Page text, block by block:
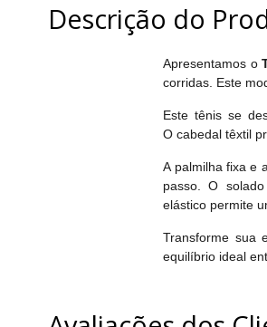
Descrição do
Apresentamos o
corridas. Este
Este tênis se
O cabedal têxtil
A palmilha fixa e
passo. O
elástico permite
Transforme sua
equilíbrio ideal